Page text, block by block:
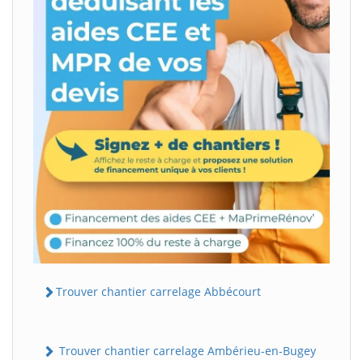
Trouver chantier carrelage Abbécourt
Trouver chantier carrelage Ambérieu-en-Bugey